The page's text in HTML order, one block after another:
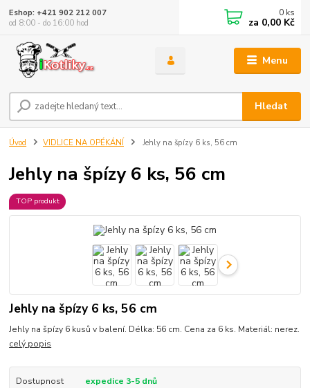
Menu
Hledat
Eshop: +421 902 212 007
od 8:00 - do 16:00 hod
0 ks
za 0,00 Kč
Úvod VIDLICE NA OPÉKÁNÍ Jehly na špízy 6 ks, 56 cm
Jehly na špízy 6 ks, 56 cm
TOP produkt
Jehly na špízy 6 ks, 56 cm
Jehly na špízy 6 kusů v balení. Délka: 56 cm. Cena za 6 ks. Materiál: nerez.
celý popis
Dostupnost expedice 3-5 dnů